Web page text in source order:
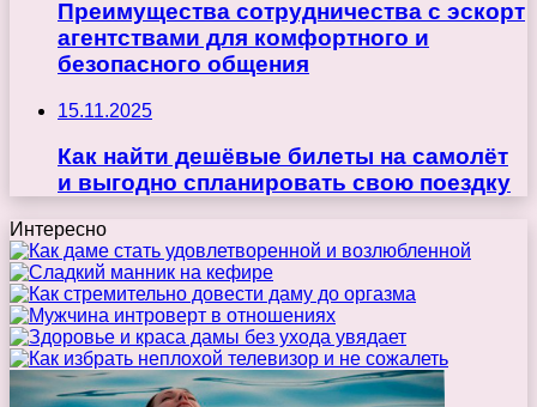
Преимущества сотрудничества с эскорт
агентствами для комфортного и
безопасного общения
15.11.2025
Как найти дешёвые билеты на самолёт
и выгодно спланировать свою поездку
Интересно